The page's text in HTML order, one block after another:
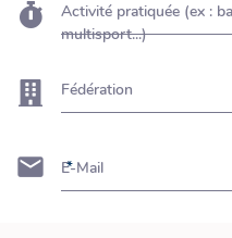
Activité pratiquée (ex : basketball
multisport...)
Fédération
E-Mail